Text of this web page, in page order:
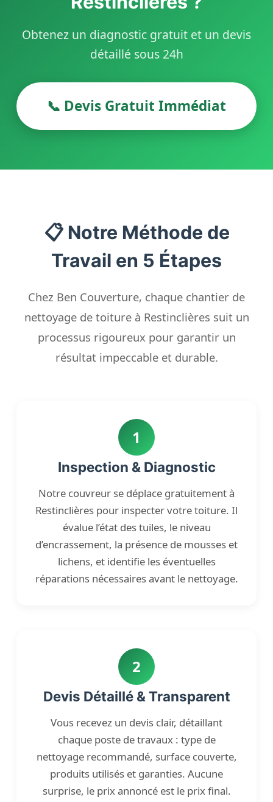
Obtenez un diagnostic gratuit et un devis
détaillé sous 24h
📞 Devis Gratuit Immédiat
📋 Notre Méthode de
Travail en 5 Étapes
Chez Ben Couverture, chaque chantier de
nettoyage de toiture à Restinclières suit un
processus rigoureux pour garantir un
résultat impeccable et durable.
1
Inspection & Diagnostic
Notre couvreur se déplace gratuitement à
Restinclières pour inspecter votre toiture. Il
évalue l’état des tuiles, le niveau
d’encrassement, la présence de mousses et
lichens, et identifie les éventuelles
réparations nécessaires avant le nettoyage.
2
Devis Détaillé & Transparent
Vous recevez un devis clair, détaillant
chaque poste de travaux : type de
nettoyage recommandé, surface couverte,
produits utilisés et garanties. Aucune
surprise, le prix annoncé est le prix final.